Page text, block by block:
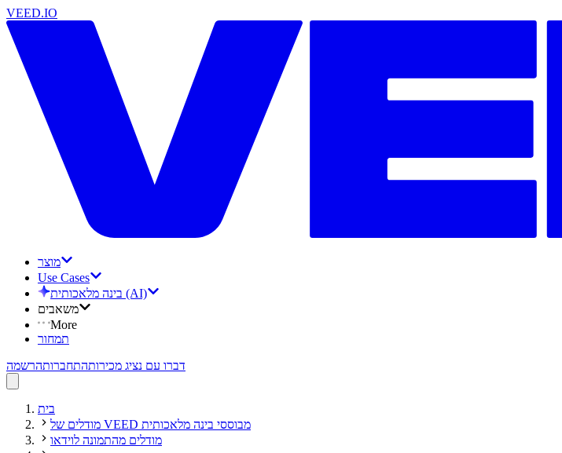
VEED.IO
מוצר
Use Cases
בינה מלאכותית (AI)
משאבים
More
תמחור
דברו עם נציג מכירותהתחברותהרשמה
בית
מודלים של VEED מבוססי בינה מלאכותית
מודלים מהתמונה לוידאו